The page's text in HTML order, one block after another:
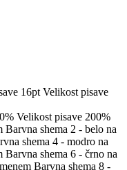
16pt Velikost pisave
Velikost pisave 200%
Barvna shema 2 - belo na
shema 4 - modro na
Barvna shema 6 - črno na
Barvna shema 8 -